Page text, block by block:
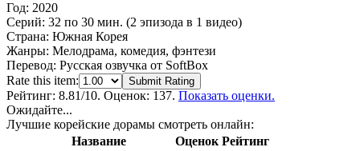
Год: 2020
Серий: 32 по 30 мин. (2 эпизода в 1 видео)
Страна: Южная Корея
Жанры: Мелодрама, комедия, фэнтези
Перевод: Русская озвучка от SoftBox
Rate this item:
Submit Rating
Рейтинг: 8.81/10. Оценок: 137. Показать оценки.
Ожидайте...
Лучшие корейские дорамы смотреть онлайн:
Название
Оценок Рейтинг